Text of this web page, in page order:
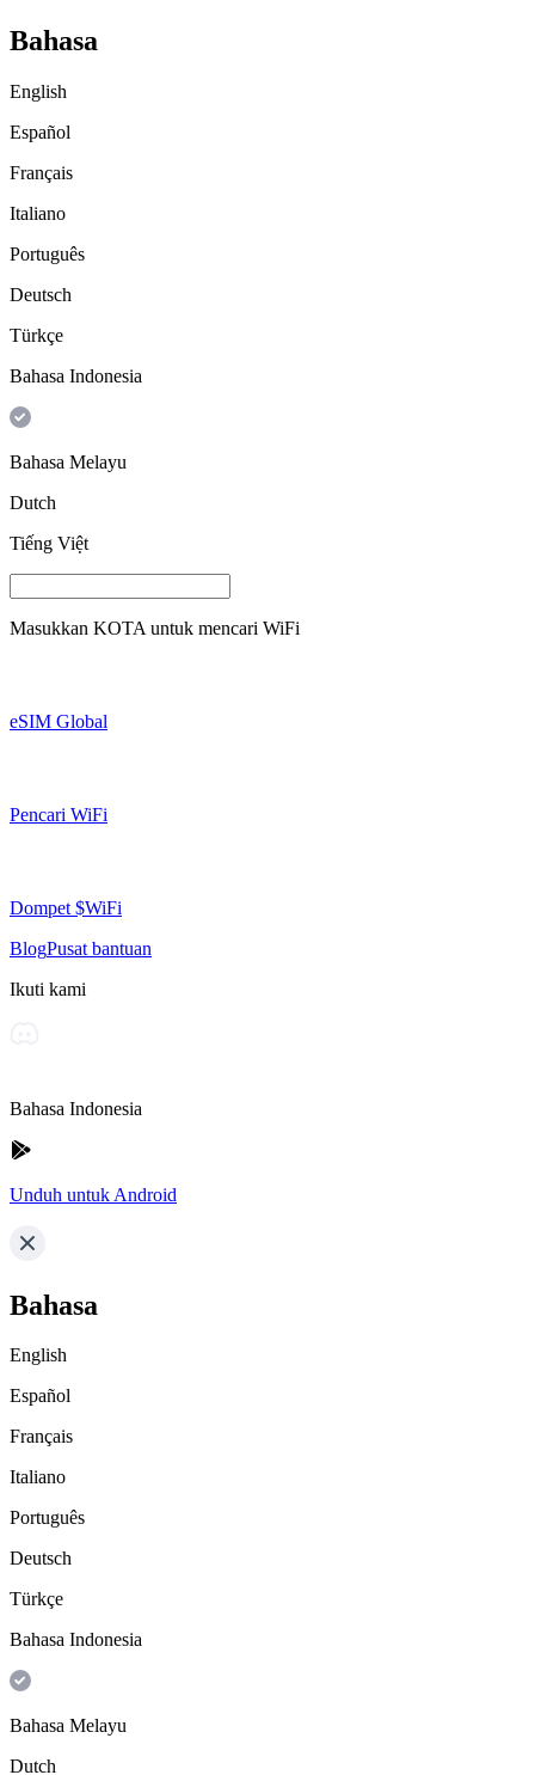
Bahasa
English
Español
Français
Italiano
Português
Deutsch
Türkçe
Bahasa Indonesia
Bahasa Melayu
Dutch
Tiếng Việt
Masukkan KOTA untuk mencari WiFi
eSIM Global
Pencari WiFi
Dompet $WiFi
BlogPusat bantuan
Ikuti kami
Bahasa Indonesia
Unduh untuk Android
Bahasa
English
Español
Français
Italiano
Português
Deutsch
Türkçe
Bahasa Indonesia
Bahasa Melayu
Dutch